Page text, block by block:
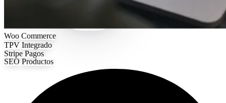
Woo Commerce
TPV Integrado
Stripe Pagos
SEO Productos